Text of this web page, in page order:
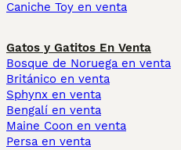
Caniche Toy en venta
Gatos y Gatitos En Venta
Bosque de Noruega en venta
Británico en venta
Sphynx en venta
Bengalí en venta
Maine Coon en venta
Persa en venta